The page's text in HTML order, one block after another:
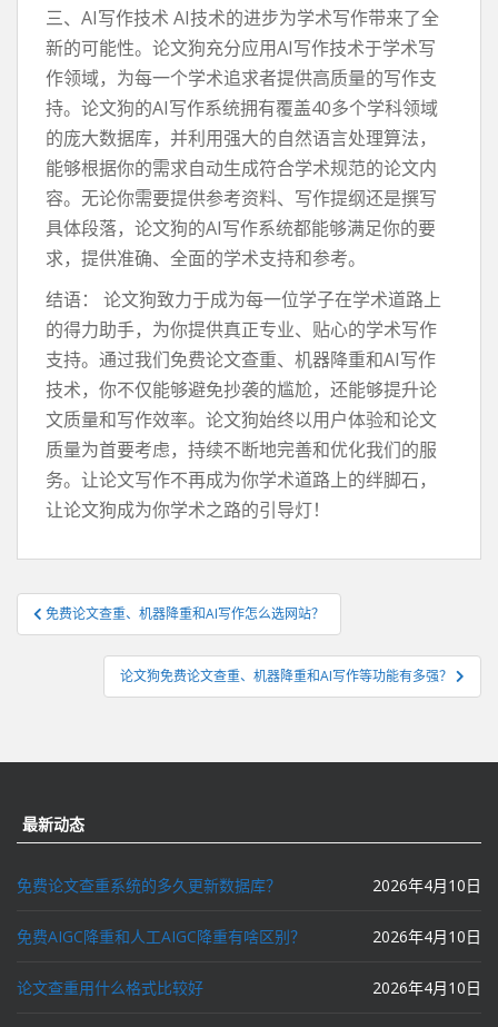
三、AI写作技术 AI技术的进步为学术写作带来了全
新的可能性。论文狗充分应用AI写作技术于学术写
作领域，为每一个学术追求者提供高质量的写作支
持。论文狗的AI写作系统拥有覆盖40多个学科领域
的庞大数据库，并利用强大的自然语言处理算法，
能够根据你的需求自动生成符合学术规范的论文内
容。无论你需要提供参考资料、写作提纲还是撰写
具体段落，论文狗的AI写作系统都能够满足你的要
求，提供准确、全面的学术支持和参考。
结语： 论文狗致力于成为每一位学子在学术道路上
的得力助手，为你提供真正专业、贴心的学术写作
支持。通过我们免费论文查重、机器降重和AI写作
技术，你不仅能够避免抄袭的尴尬，还能够提升论
文质量和写作效率。论文狗始终以用户体验和论文
质量为首要考虑，持续不断地完善和优化我们的服
务。让论文写作不再成为你学术道路上的绊脚石，
让论文狗成为你学术之路的引导灯！
文
章
免费论文查重、机器降重和AI写作怎么选网站？
论文狗免费论文查重、机器降重和AI写作等功能有多强？
最新动态
免费论文查重系统的多久更新数据库？ 2026年4月10日
免费AIGC降重和人工AIGC降重有啥区别？ 2026年4月10日
论文查重用什么格式比较好 2026年4月10日